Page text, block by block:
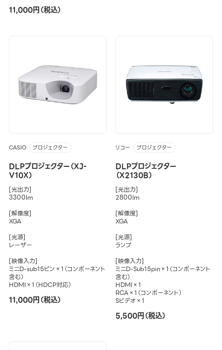
11,000円（税込）
CASIO プロジェクター
DLPプロジェクター（XJ-
V10X）
[光出力]
3300lm
[解像度]
XGA
[光源]
レーザー
[映像入力]
ミニD-sub15ピン×1（コンポーネント
含む）
HDMI×1（HDCP対応）
11,000円（税込）
リコー プロジェクター
DLPプロジェクター
（X2130B）
[光出力]
2800lm
[解像度]
XGA
[光源]
ランプ
[映像入力]
ミニD-Sub15pin×1（コンポーネント
含む）
HDMI×1
RCA×1（コンポーネント）
Sビデオ×1
5,500円（税込）